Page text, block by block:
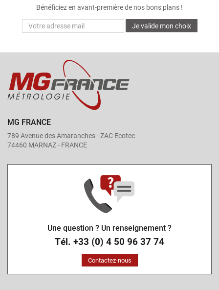
Bénéficiez en avant-première de nos bons plans !
Je valide mon choix
MG FRANCE
789 Avenue des Amaranches - ZAC Ecotec
74460 MARNAZ - FRANCE
Une question ? Un renseignement ?
Tél. +33 (0) 4 50 96 37 74
Contactez-nous